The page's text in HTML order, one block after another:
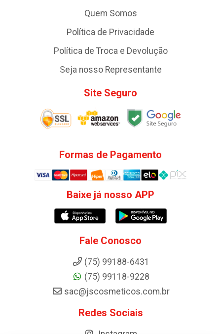
Quem Somos
Política de Privacidade
Política de Troca e Devolução
Seja nosso Representante
Site Seguro
Formas de Pagamento
Baixe já nosso APP
Fale Conosco
(75) 99188-6431
(75) 99118-9228
sac@jscosmeticos.com.br
Redes Sociais